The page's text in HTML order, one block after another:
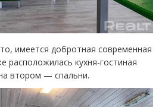
имеется добротная современная
расположилась кухня-гостиная
втором — спальни.